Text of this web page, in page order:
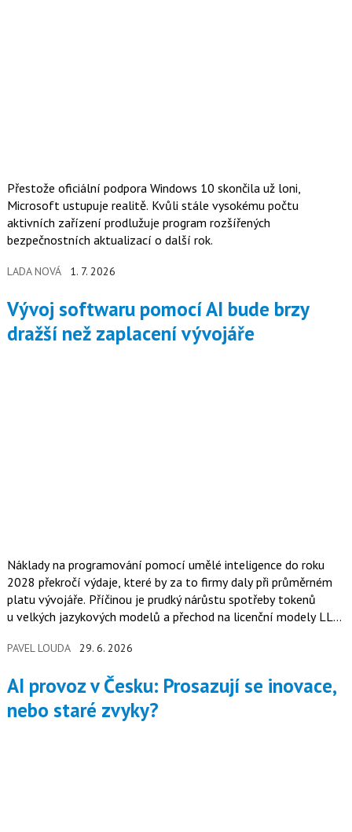
Přestože oficiální podpora Windows 10 skončila už loni,
Microsoft ustupuje realitě. Kvůli stále vysokému počtu
aktivních zařízení prodlužuje program rozšířených
bezpečnostních aktualizací o další rok.
LADA NOVÁ 1. 7. 2026
Vývoj softwaru pomocí AI bude brzy
dražší než zaplacení vývojáře
Náklady na programování pomocí umělé inteligence do roku
2028 překročí výdaje, které by za to firmy daly při průměrném
platu vývojáře. Příčinou je prudký nárůstu spotřeby tokenů
u velkých jazykových modelů a přechod na licenční modely LLM
PAVEL LOUDA 29. 6. 2026
AI provoz v Česku: Prosazují se inovace,
nebo staré zvyky?